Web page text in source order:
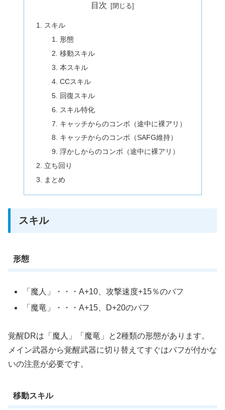
目次
スキル
形態
移動スキル
本スキル
CCスキル
回復スキル
スキル特化
キャッチからのコンボ（途中に裸アリ）
キャッチからのコンボ（SAFG維持）
浮かしからのコンボ（途中に裸アリ）
立ち回り
まとめ
スキル
形態
「魔人」・・・A+10、攻撃速度+15％のバフ
「魔竜」・・・A+15、D+20のバフ
覚醒DRは「魔人」「魔竜」と2種類の形態があります。
メイン武器から覚醒武器に切り替えてすぐはバフが付かな
いの注意が必要です。
移動スキル